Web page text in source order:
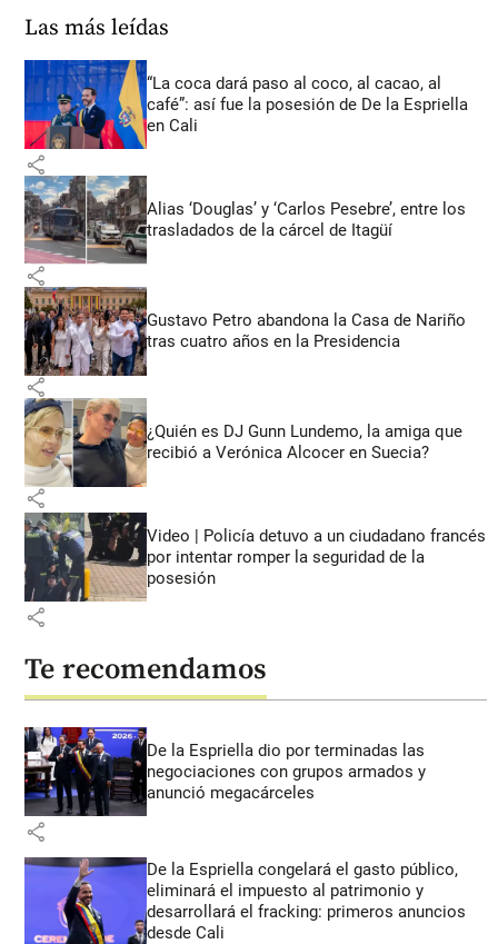
Las más leídas
“La coca dará paso al coco, al cacao, al
café”: así fue la posesión de De la Espriella
en Cali
share
Alias ‘Douglas’ y ‘Carlos Pesebre’, entre los
trasladados de la cárcel de Itagüí
share
Gustavo Petro abandona la Casa de Nariño
tras cuatro años en la Presidencia
share
¿Quién es DJ Gunn Lundemo, la amiga que
recibió a Verónica Alcocer en Suecia?
share
Video | Policía detuvo a un ciudadano francés
por intentar romper la seguridad de la
posesión
share
Te recomendamos
De la Espriella dio por terminadas las
negociaciones con grupos armados y
anunció megacárceles
share
De la Espriella congelará el gasto público,
eliminará el impuesto al patrimonio y
desarrollará el fracking: primeros anuncios
desde Cali